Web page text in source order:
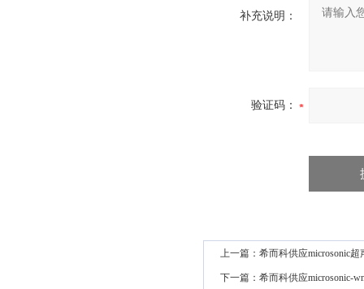
补充说明：
验证码：
上一篇： 希而科供应microsonic超
下一篇： 希而科供应microsonic-